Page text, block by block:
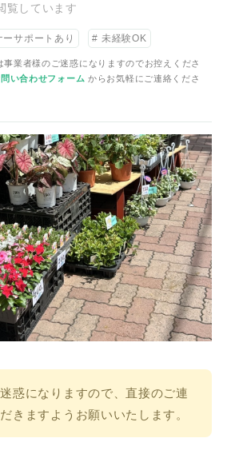
覧しています
ーサポートあり 未経験OK
業者様のご迷惑になりますのでお控えくださ
い合わせフォーム からお気軽にご連絡くださ
惑になりますので、直接のご連
きますようお願いいたします。